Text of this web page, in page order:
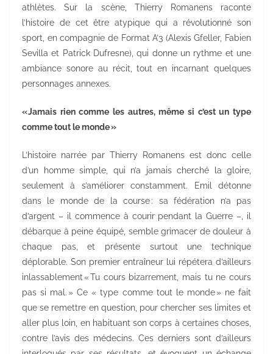
athlètes. Sur la scène, Thierry Romanens raconte
l’histoire de cet être atypique qui a révolutionné son
sport, en compagnie de Format A’3 (Alexis Gfeller, Fabien
Sevilla et Patrick Dufresne), qui donne un rythme et une
ambiance sonore au récit, tout en incarnant quelques
personnages annexes.
« Jamais rien comme les autres, même si c’est un type
comme tout le monde »
L’histoire narrée par Thierry Romanens est donc celle
d’un homme simple, qui n’a jamais cherché la gloire,
seulement à s’améliorer constamment. Emil détonne
dans le monde de la course : sa fédération n’a pas
d’argent – il commence à courir pendant la Guerre –, il
débarque à peine équipé, semble grimacer de douleur à
chaque pas, et présente surtout une technique
déplorable. Son premier entraîneur lui répétera d’ailleurs
inlassablement « Tu cours bizarrement, mais tu ne cours
pas si mal. » Ce « type comme tout le monde » ne fait
que se remettre en question, pour chercher ses limites et
aller plus loin, en habituant son corps à certaines choses,
contre l’avis des médecins. Ces derniers sont d’ailleurs